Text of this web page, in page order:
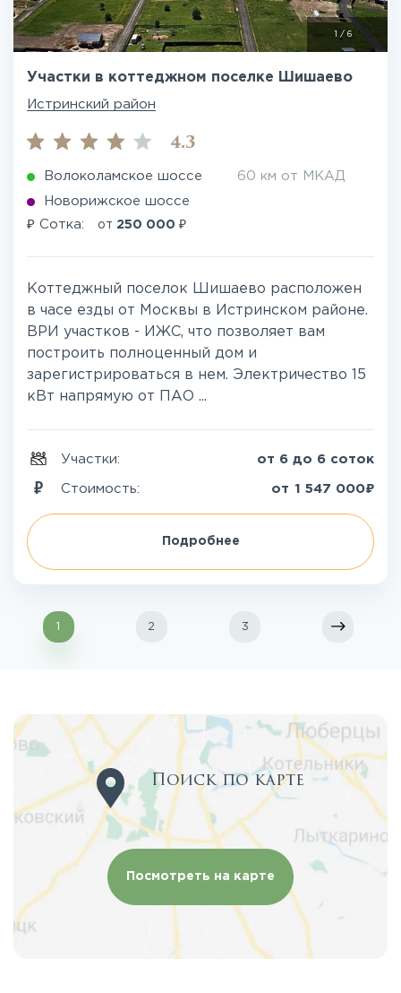
/ 6
Участки в коттеджном поселке Шишаево
Истринский район
4.3
Волоколамское шоссе 60 км от МКАД
Новорижское шоссе
₽ Сотка: от 250 000 ₽
Коттеджный поселок Шишаево расположен
в часе езды от Москвы в Истринском районе.
ВРИ участков - ИЖС, что позволяет вам
построить полноценный дом и
зарегистрироваться в нем. Электричество 15
кВт напрямую от ПАО ...
Участки: от 6 до 6 соток
Стоимость: от 1 547 000₽
Подробнее
1 2 3
Поиск по карте
Посмотреть на карте